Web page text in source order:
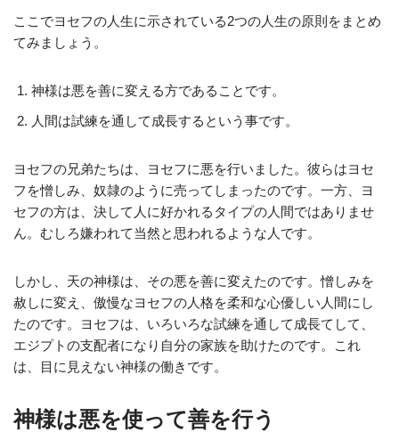
ここでヨセフの人生に示されている2つの人生の原則をまとめ
てみましょう。
神様は悪を善に変える方であることです。
人間は試練を通して成長するという事です。
ヨセフの兄弟たちは、ヨセフに悪を行いました。彼らはヨセ
フを憎しみ、奴隷のように売ってしまったのです。一方、ヨ
セフの方は、決して人に好かれるタイプの人間ではありませ
ん。むしろ嫌われて当然と思われるような人です。
しかし、天の神様は、その悪を善に変えたのです。憎しみを
赦しに変え、傲慢なヨセフの人格を柔和な心優しい人間にし
たのです。ヨセフは、いろいろな試練を通して成長てして、
エジプトの支配者になり自分の家族を助けたのです。これ
は、目に見えない神様の働きです。
神様は悪を使って善を行う